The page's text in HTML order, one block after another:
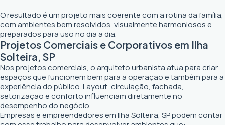
O resultado é um projeto mais coerente com a rotina da família,
com ambientes bem resolvidos, visualmente harmoniosos e
preparados para uso no dia a dia.
Projetos Comerciais e Corporativos em Ilha
Solteira, SP
Nos projetos comerciais, o arquiteto urbanista atua para criar
espaços que funcionem bem para a operação e também para a
experiência do público. Layout, circulação, fachada,
setorização e conforto influenciam diretamente no
desempenho do negócio.
Empresas e empreendedores em Ilha Solteira, SP podem contar